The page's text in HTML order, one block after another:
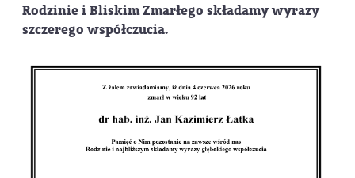
Rodzinie i Bliskim Zmarłego składamy wyrazy
szczerego współczucia.